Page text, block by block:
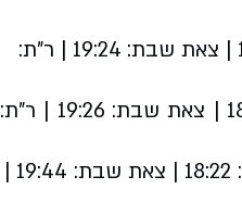
ירושלים - כניסת שבת: 18:13 | צאת שבת: 19:24 | ר"ת:
בני ברק - כניסת שבת: 18:28 | צאת שבת: 19:26 | ר"ת:
מודיעין עילית - כניסת שבת: 18:22 | צאת שבת: 19:44 |